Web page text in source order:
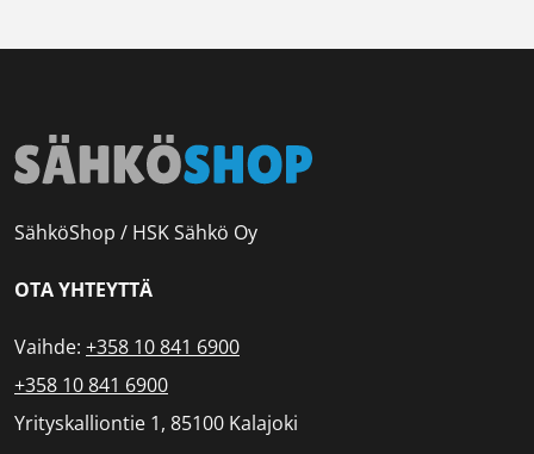
SähköShop / HSK Sähkö Oy
OTA YHTEYTTÄ
Vaihde: +358 10 841 6900
+358 10 841 6900
Yrityskalliontie 1, 85100 Kalajoki